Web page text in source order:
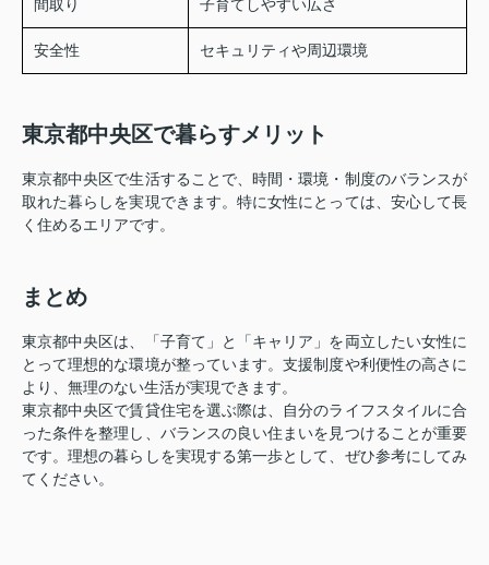
間取り 子育てしやすい広さ
安全性 セキュリティや周辺環境
東京都中央区で暮らすメリット
東京都中央区で生活することで、時間・環境・制度のバランスが
取れた暮らしを実現できます。特に女性にとっては、安心して長
く住めるエリアです。
まとめ
東京都中央区は、「子育て」と「キャリア」を両立したい女性に
とって理想的な環境が整っています。支援制度や利便性の高さに
より、無理のない生活が実現できます。
東京都中央区で賃貸住宅を選ぶ際は、自分のライフスタイルに合
った条件を整理し、バランスの良い住まいを見つけることが重要
です。理想の暮らしを実現する第一歩として、ぜひ参考にしてみ
てください。